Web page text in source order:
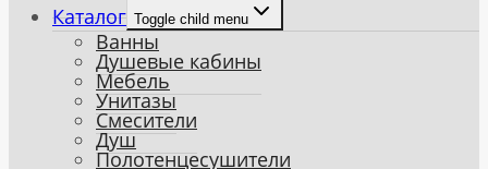
Каталог Toggle child menu
Ванны
Душевые кабины
Мебель
Унитазы
Смесители
Душ
Полотенцесушители